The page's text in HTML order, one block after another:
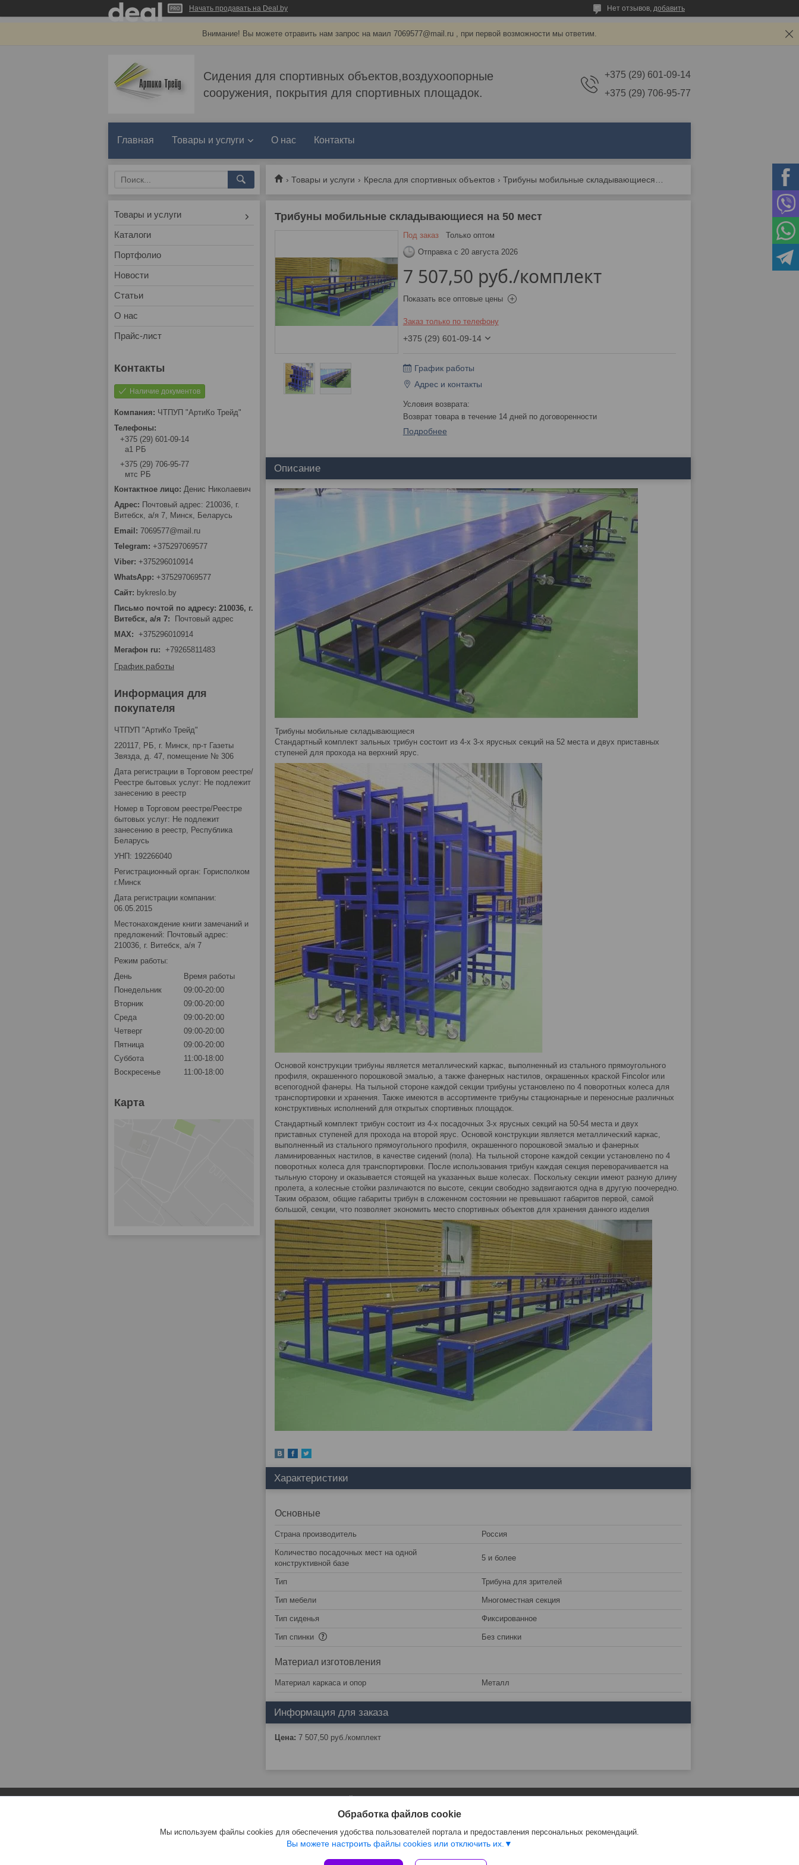
Начать продавать на Deal.by Нет отзывов, добавить
Внимание! Вы можете отравить нам запрос на маил 7069577@mail.ru , при первой возможности мы ответим.
Сидения для спортивных объектов,воздухоопорные
сооружения, покрытия для спортивных площадок.
+375 (29) 601-09-14
+375 (29) 706-95-77
Главная Товары и услуги О нас Контакты
Товары и услуги Кресла для спортивных объектов
Трибуны мобильные складывающиеся на 50 мест
Под заказ
Только оптом
Отправка с 20 августа 2026
7 507,50 руб./комплект
Показать все оптовые цены
Заказ только по телефону
+375 (29) 601-09-14
График работы
Адрес и контакты
возврат товара в течение 14 дней по договоренности
Подробнее
Описание
Трибуны мобильные складывающиеся
Стандартный комплект зальных трибун состоит из 4-х 3-х ярусных секций на 52 места и двух приставных
ступеней для прохода на верхний ярус.
Основой конструкции трибуны является металлический каркас, выполненный из стального прямоугольного
профиля, окрашенного порошковой эмалью, а также фанерных настилов, окрашенных краской Fincolor или
всепогодной фанеры. На тыльной стороне каждой секции трибуны установлено по 4 поворотных колеса для
транспортировки и хранения. Также имеются в ассортименте трибуны стационарные и переносные различных
конструктивных исполнений для открытых спортивных площадок.
Стандартный комплект трибун состоит из 4-х посадочных 3-х ярусных секций на 50-54 места и двух
приставных ступеней для прохода на второй ярус. Основой конструкции является металлический каркас,
выполненный из стального прямоугольного профиля, окрашенного порошковой эмалью и фанерных
ламинированных настилов, в качестве сидений (пола). На тыльной стороне каждой секции установлено по 4
поворотных колеса для транспортировки. После использования трибун каждая секция переворачивается на
тыльную сторону и оказывается стоящей на указанных выше колесах. Поскольку секции имеют разную длину
пролета, а колесные стойки различаются по высоте, секции свободно задвигаются одна в другую поочередно.
Таким образом, общие габариты трибун в сложенном состоянии не превышают габаритов первой, самой
большой, секции, что позволяет экономить место спортивных объектов для хранения данного изделия
Характеристики
Основные
Страна производитель Россия
Количество посадочных мест на одной
конструктивной базе
5 и более
Тип Трибуна для зрителей
Тип мебели Многоместная секция
Тип сиденья Фиксированное
Тип спинки Без спинки
Материал изготовления
Материал каркаса и опор Металл
Информация для заказа
Цена: 7 507,50 руб./комплект
Товары и услуги
Каталоги
Портфолио
Новости
Статьи
О нас
Прайс-лист
Наличие документов
ЧТПУП "АртиКо Трейд"
+375 (29) 601-09-14
а1 РБ
+375 (29) 706-95-77
мтс РБ
Денис Николаевич
Почтовый адрес: 210036, г.
Витебск, а/я 7, Минск, Беларусь
7069577@mail.ru
+375297069577
+375296010914
+375297069577
bykreslo.by
Письмо почтой по адресу: 210036, г.
Витебск, а/я 7
Почтовый адрес
MAX
+375296010914
Мегафон ru
+79265811483
График работы
Информация для
покупателя
ЧТПУП "АртиКо Трейд"
220117, РБ, г. Минск, пр-т Газеты
Звязда, д. 47, помещение № 306
Дата регистрации в Торговом реестре/
Реестре бытовых услуг: Не подлежит
занесению в реестр
Номер в Торговом реестре/Реестре
бытовых услуг: Не подлежит
занесению в реестр, Республика
Беларусь
УНП: 192266040
Регистрационный орган: Горисполком
г.Минск
Дата регистрации компании:
06.05.2015
Местонахождение книги замечаний и
предложений: Почтовый адрес:
210036, г. Витебск, а/я 7
Режим работы:
День
Время работы
Понедельник
09:00-20:00
Вторник
09:00-20:00
Среда
09:00-20:00
Четверг
09:00-20:00
Пятница
09:00-20:00
Суббота
11:00-18:00
Воскресенье
11:00-18:00
Карта
Сайт создан на платформе Deal.by
Политика обработки файлов cookies
Обработка файлов cookie
Мы используем файлы cookies для обеспечения удобства пользователей портала и предоставления персональных рекомендаций.
Вы можете настроить файлы cookies или отключить их.
ЧТПУП "АртиКо Трейд" |
Select Language ▼